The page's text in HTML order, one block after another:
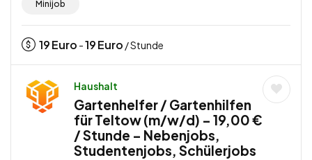
Minijob
19Euro -19Euro / Stunde
Haushalt
Gartenhelfer / Gartenhilfen
für Teltow (m/w/d) – 19,00 €
/ Stunde – Nebenjobs,
Studentenjobs, Schülerjobs